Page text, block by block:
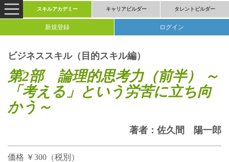
スキルアカデミー キャリアビルダー タレントビルダー
新規登録 ログイン
ビジネススキル（目的スキル編）
第2部 論理的思考力（前半） ～
「考える」という労苦に立ち向
かう～
著者： 佐久間 陽一郎
価格 ￥300（税別）